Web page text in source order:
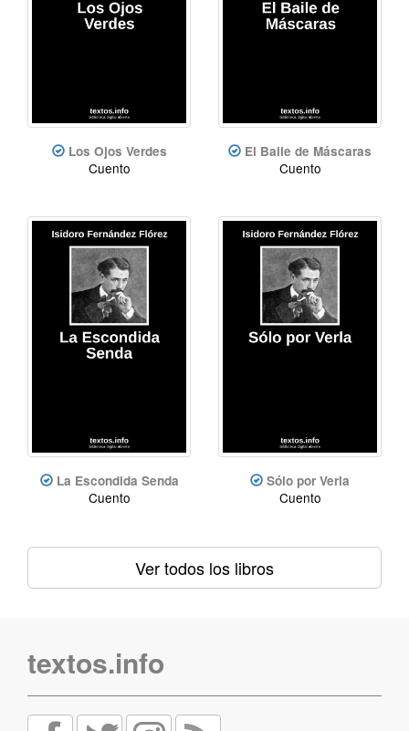
Los Ojos Verdes
Cuento
El Baile de Máscaras
Cuento
La Escondida Senda
Cuento
Sólo por Verla
Cuento
Ver todos los libros
textos.info